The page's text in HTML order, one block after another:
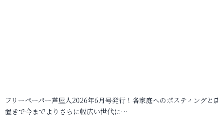
フリーペーパー芦屋人2026年6月号発行！各家庭へのポスティングと
置きで今までよりさらに幅広い世代に…